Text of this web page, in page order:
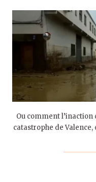
Ou comment
catastrophe de